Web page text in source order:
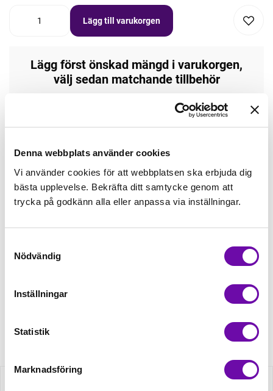
Denna webbplats använder cookies
Vi använder cookies för att webbplatsen ska erbjuda dig
bästa upplevelse. Bekräfta ditt samtycke genom att
trycka på godkänn alla eller anpassa via inställningar.
Nödvändig
Inställningar
Statistik
Marknadsföring
Lägg till varukorgen
Lägg först önskad mängd i varukorgen,
välj sedan matchande tillbehör
Tråd matchande +45,00kr
Mudd matchande +39,50kr
Enfärgat matchande +49,00kr
Minsta beställning: 1 st